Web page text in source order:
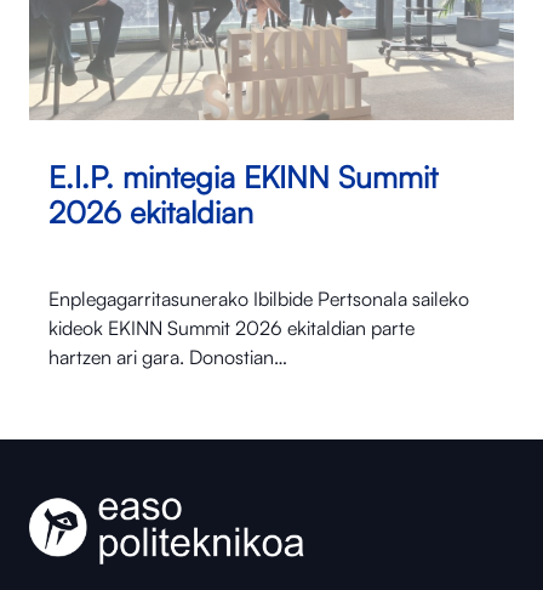
E.I.P. mintegia EKINN Summit
2026 ekitaldian
Enplegagarritasunerako Ibilbide Pertsonala saileko
kideok EKINN Summit 2026 ekitaldian parte
hartzen ari gara. Donostian…